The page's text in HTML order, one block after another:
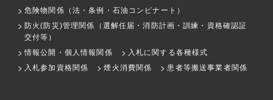
危険物関係（法・条例・石油コンビナート）
防火(防災)管理関係（選解任届・消防計画・訓練・資格確認証
交付等）
情報公開・個人情報関係
入札に関する各種様式
入札参加資格関係
煙火消費関係 患者等搬送事業者関係